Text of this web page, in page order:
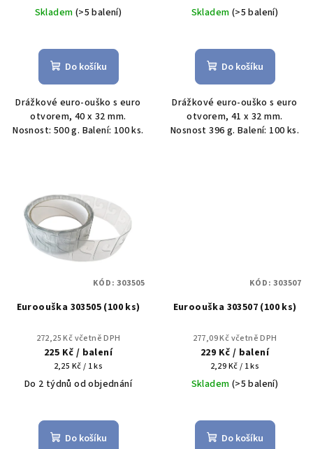
cena:
Skladem (>5 balení)
Do košíku
Drážkové euro-ouško s euro
otvorem, 40 x 32 mm.
Nosnost: 500 g. Balení: 100 ks.
cena:
Skladem (>5 balení)
Do košíku
Drážkové euro-ouško s euro
otvorem, 41 x 32 mm.
Nosnost 396 g. Balení: 100 ks.
Euroouška 303505 (100 ks)
272,25 Kč včetně DPH
225 Kč / balení
Měrná
cena:
2,25 Kč / 1 ks
Do 2 týdnů od objednání
Do košíku
KÓD:303505
Euroouška 303507 (100 ks)
277,09 Kč včetně DPH
229 Kč / balení
Měrná
cena:
2,29 Kč / 1 ks
Skladem (>5 balení)
Do košíku
KÓD:303507